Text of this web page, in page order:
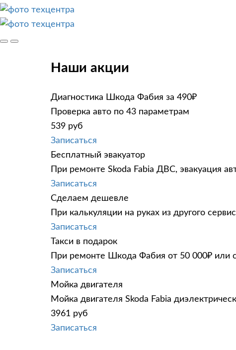
Наши акции
Диагностика Шкода Фабия за 490₽
Проверка авто по 43 параметрам
539 руб
Записаться
Бесплатный эвакуатор
При ремонте Skoda Fabia ДВС, эвакуация
Записаться
Сделаем дешевле
При калькуляции на руках из другого
Записаться
Такси в подарок
При ремонте Шкода Фабия от 50 000₽ или
Записаться
Мойка двигателя
Мойка двигателя Skoda Fabia
3961 руб
Записаться